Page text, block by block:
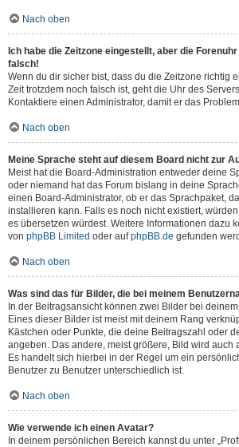
Nach oben
Ich habe die Zeitzone eingestellt, aber die
falsch!
Wenn du dir sicher bist, dass du die Zeitzone richtig
Zeit trotzdem noch falsch ist, geht die Uhr des
Kontaktiere einen Administrator, damit er das
Nach oben
Meine Sprache steht auf diesem Board nicht zur
Meist hat die Board-Administration entweder deine
oder niemand hat das Forum bislang in deine
einen Board-Administrator, ob er das Sprachpaket,
installieren kann. Falls es noch nicht existiert,
es übersetzen würdest. Weitere Informationen dazu
von phpBB Limited oder aufphpBB.de gefunden
Nach oben
Was sind das für Bilder, die bei meinem
In der Beitragsansicht können zwei Bilder bei
Eines dieser Bilder ist meist mit deinem Rang
Kästchen oder Punkte, die deine Beitragszahl oder
angeben. Das andere, meist größere, Bild wird auch
Es handelt sich hierbei in der Regel um ein
Benutzer zu Benutzer unterschiedlich ist.
Nach oben
Wie verwende ich einen Avatar?
In deinem persönlichen Bereich kannst du unter